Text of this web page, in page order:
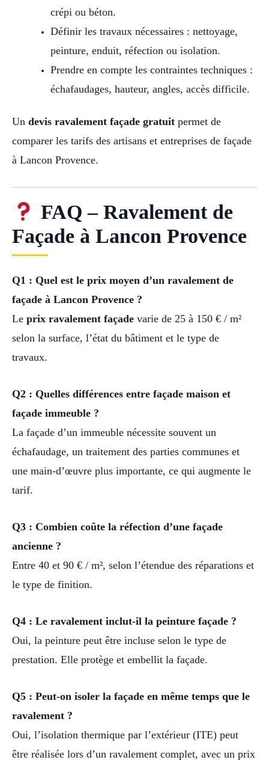
crépi ou béton.
Définir les travaux nécessaires : nettoyage,
peinture, enduit, réfection ou isolation.
Prendre en compte les contraintes techniques :
échafaudages, hauteur, angles, accès difficile.
Un devis ravalement façade gratuit permet de
comparer les tarifs des artisans et entreprises de façade
à Lancon Provence.
FAQ – Ravalement de
Façade à Lancon Provence
Q1 : Quel est le prix moyen d’un ravalement de
façade à Lancon Provence ?
Le prix ravalement façade varie de 25 à 150 € / m²
selon la surface, l’état du bâtiment et le type de
travaux.
Q2 : Quelles différences entre façade maison et
façade immeuble ?
La façade d’un immeuble nécessite souvent un
échafaudage, un traitement des parties communes et
une main-d’œuvre plus importante, ce qui augmente le
tarif.
Q3 : Combien coûte la réfection d’une façade
ancienne ?
Entre 40 et 90 € / m², selon l’étendue des réparations et
le type de finition.
Q4 : Le ravalement inclut-il la peinture façade ?
Oui, la peinture peut être incluse selon le type de
prestation. Elle protège et embellit la façade.
Q5 : Peut-on isoler la façade en même temps que le
ravalement ?
Oui, l’isolation thermique par l’extérieur (ITE) peut
être réalisée lors d’un ravalement complet, avec un prix